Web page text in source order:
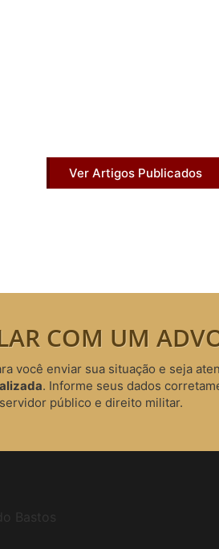
Ver Artigos Publicados
COM UM
você enviar sua situação e seja
. Informe seus dados
público e direito militar.